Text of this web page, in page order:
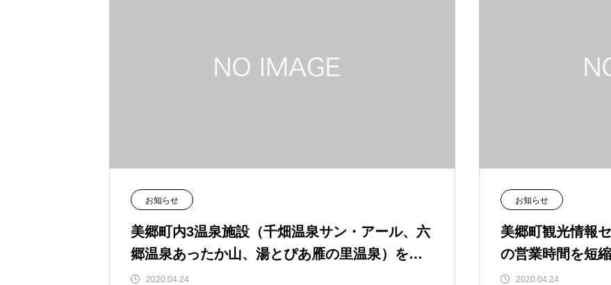
お知らせ
美郷町内3温泉施設（千畑温泉サン・アール、六
郷温泉あったか山、湯とぴあ雁の里温泉）を臨
時休館します
2020.04.24
お知らせ
美郷町観光情報
の営業時間を短
2020.04.24